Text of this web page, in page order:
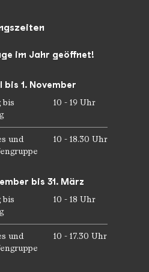
im Jahr geöffnet!
bis 1. November
bis
10 - 19 Uhr
und
10 - 18.30 Uhr
bis 31. März
bis
10 - 18 Uhr
und
10 - 17.30 Uhr